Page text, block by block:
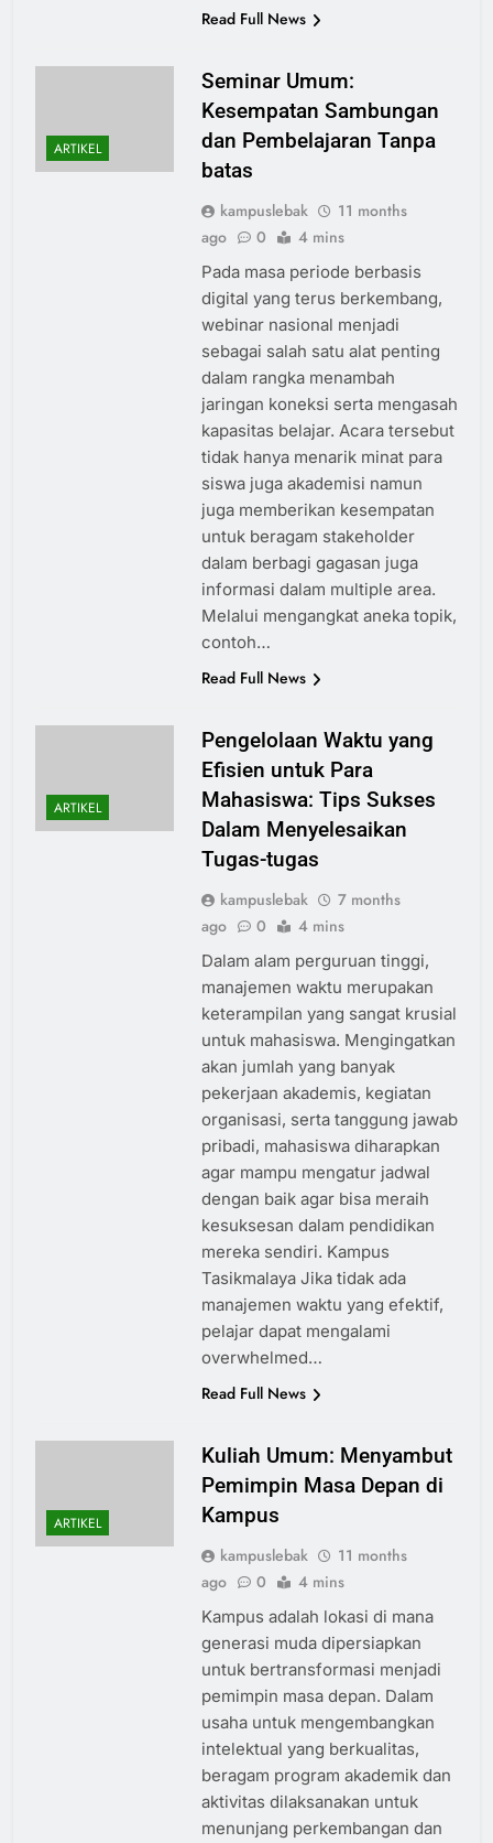
Read Full News
ARTIKEL
Seminar Umum:
Kesempatan Sambungan
dan Pembelajaran Tanpa
batas
kampuslebak
11 months
ago
0 4 mins
Pada masa periode berbasis
digital yang terus berkembang,
webinar nasional menjadi
sebagai salah satu alat penting
dalam rangka menambah
jaringan koneksi serta mengasah
kapasitas belajar. Acara tersebut
tidak hanya menarik minat para
siswa juga akademisi namun
juga memberikan kesempatan
untuk beragam stakeholder
dalam berbagi gagasan juga
informasi dalam multiple area.
Melalui mengangkat aneka topik,
contoh…
Read Full News
ARTIKEL
Pengelolaan Waktu yang
Efisien untuk Para
Mahasiswa: Tips Sukses
Dalam Menyelesaikan
Tugas-tugas
kampuslebak
7 months
ago
0 4 mins
Dalam alam perguruan tinggi,
manajemen waktu merupakan
keterampilan yang sangat krusial
untuk mahasiswa. Mengingatkan
akan jumlah yang banyak
pekerjaan akademis, kegiatan
organisasi, serta tanggung jawab
pribadi, mahasiswa diharapkan
agar mampu mengatur jadwal
dengan baik agar bisa meraih
kesuksesan dalam pendidikan
mereka sendiri. Kampus
Tasikmalaya Jika tidak ada
manajemen waktu yang efektif,
pelajar dapat mengalami
overwhelmed…
Read Full News
ARTIKEL
Kuliah Umum: Menyambut
Pemimpin Masa Depan di
Kampus
kampuslebak
11 months
ago
0 4 mins
Kampus adalah lokasi di mana
generasi muda dipersiapkan
untuk bertransformasi menjadi
pemimpin masa depan. Dalam
usaha untuk mengembangkan
intelektual yang berkualitas,
beragam program akademik dan
aktivitas dilaksanakan untuk
menunjang perkembangan dan